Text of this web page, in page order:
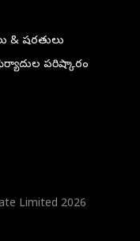
& షరతులు
పరిష్కారం
Limited 2026